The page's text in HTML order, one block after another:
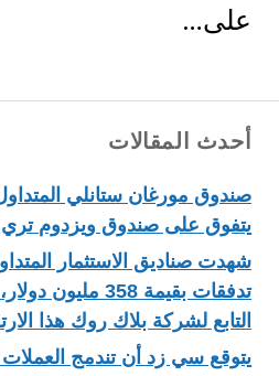
أحدث المقالات
صندوق مورغان ستانلي
يتفوق على صندوق ويزدوم
شهدت صناديق الاستثمار
التابع لشركة بلاك روك هذا
يتوقع سي زد أن تندمج
على…